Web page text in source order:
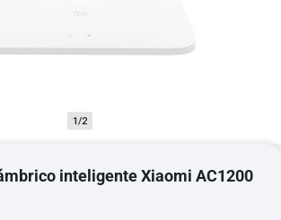
1/2
inteligente Xiaomi AC1200